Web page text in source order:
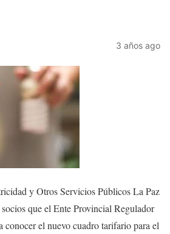
3 años ago
y Otros Servicios Públicos La Paz
que el Ente Provincial Regulador
conocer el nuevo cuadro tarifario para el